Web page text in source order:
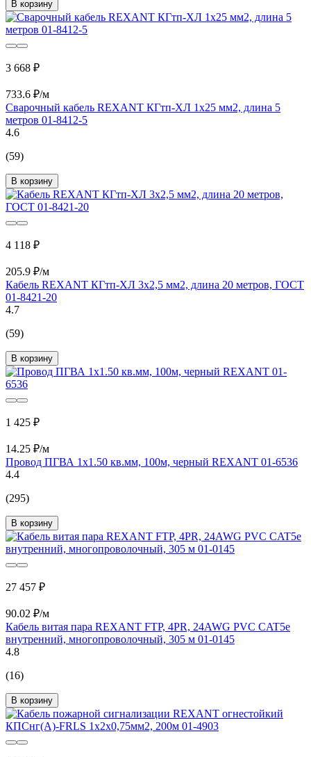
В корзину
3 668 ₽
733.6 ₽/м
Сварочный кабель REXANT КГтп-ХЛ 1х25 мм2, длина 5
метров 01-8412-5
4.6
(59)
В корзину
4 118 ₽
205.9 ₽/м
Кабель REXANT КГтп-ХЛ 3х2,5 мм2, длина 20 метров, ГОСТ
01-8421-20
4.7
(59)
В корзину
1 425 ₽
14.25 ₽/м
Провод ПГВА 1х1.50 кв.мм, 100м, черный REXANT 01-6536
4.4
(295)
В корзину
27 457 ₽
90.02 ₽/м
Кабель витая пара REXANT FTP, 4PR, 24AWG PVC CAT5e
внутренний, многопроволочный, 305 м 01-0145
4.8
(16)
В корзину